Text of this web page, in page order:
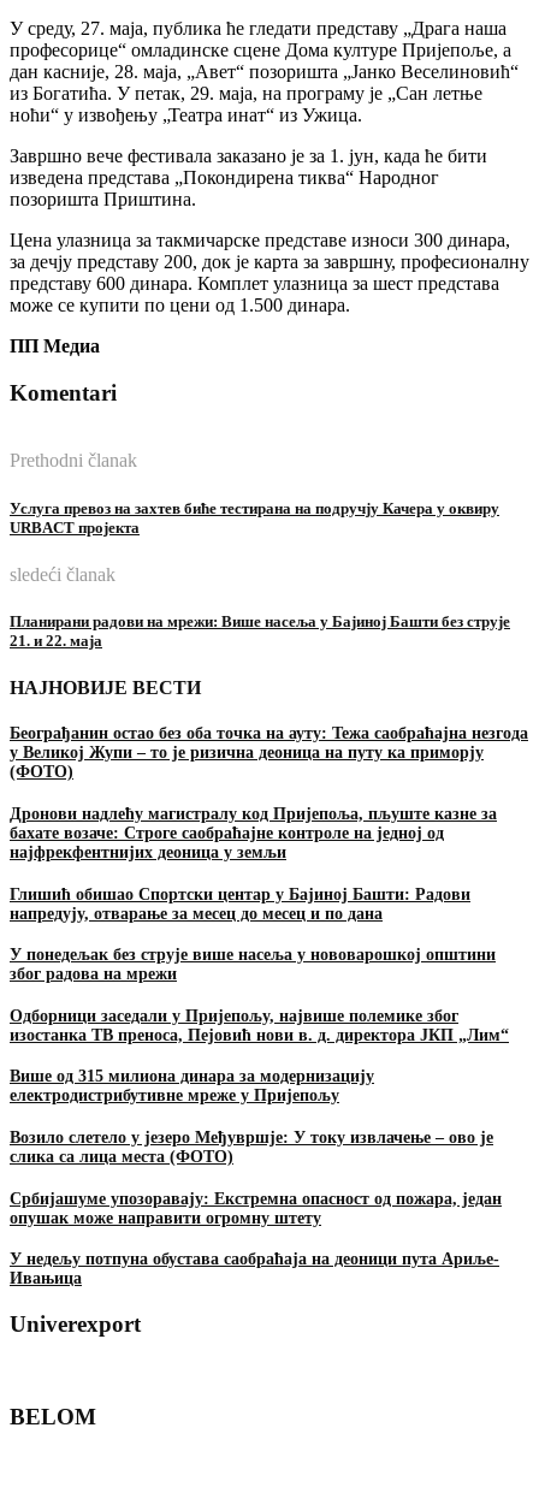
У среду, 27. маја, публика ће гледати представу „Драга наша
професорице“ омладинске сцене Дома културе Пријепоље, а
дан касније, 28. маја, „Авет“ позоришта „Јанко Веселиновић“
из Богатића. У петак, 29. маја, на програму је „Сан летње
ноћи“ у извођењу „Театра инат“ из Ужица.
Завршно вече фестивала заказано је за 1. јун, када ће бити
изведена представа „Покондирена тиква“ Народног
позоришта Приштина.
Цена улазница за такмичарске представе износи 300 динара,
за дечју представу 200, док је карта за завршну, професионалну
представу 600 динара. Комплет улазница за шест представа
може се купити по цени од 1.500 динара.
ПП Медиа
Komentari
Prethodni članak
Услуга превоз на захтев биће тестирана на подручју Качера у оквиру
URBACT пројекта
sledeći članak
Планирани радови на мрежи: Више насеља у Бајиној Башти без струје
21. и 22. маја
НАЈНОВИЈЕ ВЕСТИ
Београђанин остао без оба точка на ауту: Тежа саобраћајна незгода
у Великој Жупи – то је ризична деоница на путу ка приморју
(ФОТО)
Дронови надлећу магистралу код Пријепоља, пљуште казне за
бахате возаче: Строге саобраћајне контроле на једној од
најфрекфентнијих деоница у земљи
Глишић обишао Спортски центар у Бајиној Башти: Радови
напредују, отварање за месец до месец и по дана
У понедељак без струје више насеља у нововарошкој општини
због радова на мрежи
Одборници заседали у Пријепољу, највише полемике због
изостанка ТВ преноса, Пејовић нови в. д. директора ЈКП „Лим“
Више од 315 милиона динара за модернизацију
електродистрибутивне мреже у Пријепољу
Возило слетело у језеро Међувршје: У току извлачење – ово је
слика са лица места (ФОТО)
Србијашуме упозоравају: Екстремна опасност од пожара, један
опушак може направити огромну штету
У недељу потпуна обустава саобраћаја на деоници пута Ариље-
Ивањица
Univerexport
BELOM